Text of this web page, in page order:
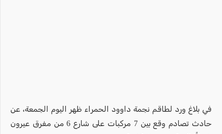
في بلاغ ورد لطاقم نجمة داوود الحمراء ظهر اليوم الجمعة، عن
حادث تصادم وقع بين 7 مركبات على شارع 6 من مفرق عيرون